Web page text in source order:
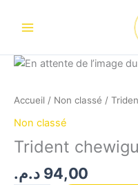
Accueil / Non classé /
Non classé
Trident
94,00 د.م.
quantité
Trident